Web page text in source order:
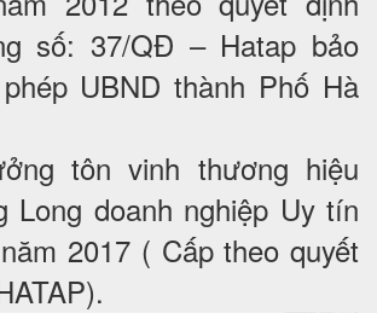
số: 37/QĐ – Hatap bảo
UBND thành Phố Hà
tôn vinh thương hiệu
Long doanh nghiệp Uy tín
2017 ( Cấp theo quyết